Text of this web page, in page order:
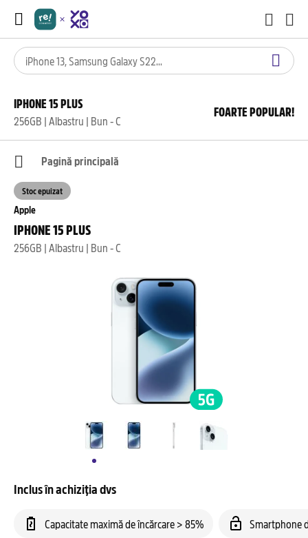
IPHONE 15 PLUS
256GB | Albastru | Bun - C
FOARTE POPULAR!
Pagină principală
Apple
IPHONE 15 PLUS
256GB | Albastru | Bun - C
Stoc epuizat
Inclus în achiziția dvs
Capacitate maximă de încărcare > 85% Smartphone